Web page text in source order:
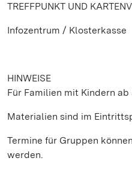
TREFFPUNKT UND
Infozentrum / Klosterkasse
HINWEISE
Für Familien mit Kindern ab
Materialien sind im
Termine für Gruppen
werden.